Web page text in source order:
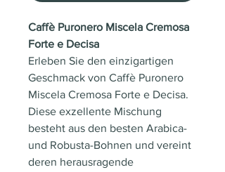
Caffè Puronero Miscela Cremosa
Forte e Decisa
Erleben Sie den einzigartigen
Geschmack von Caffè Puronero
Miscela Cremosa Forte e Decisa.
Diese exzellente Mischung
besteht aus den besten Arabica-
und Robusta-Bohnen und vereint
deren herausragende